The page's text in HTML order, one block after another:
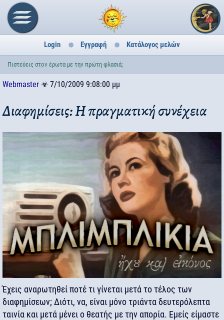
Login Εγγραφή Κατάλογος μελών
Πιστεύεις στον έρωτα με την πρώτη φλασιά;
Webmaster ☣ 7/10/2009 9:08:00 μμ
Διαφημίσεις: Η πραγματική συνέχεια
Έχεις αναρωτηθεί ποτέ τι γίνεται μετά το τέλος των
διαφημίσεων; Διότι, να, είναι μόνο τριάντα δευτερόλεπτα
ταινία και μετά μένει ο θεατής με την απορία. Εμείς είμαστε